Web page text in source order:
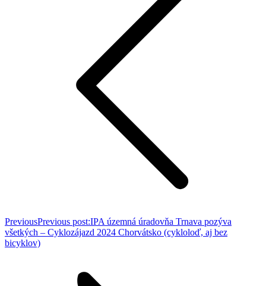
PreviousPrevious post:IPA územná úradovňa Trnava pozýva
všetkých – Cyklozájazd 2024 Chorvátsko (cykloloď, aj bez
bicyklov)